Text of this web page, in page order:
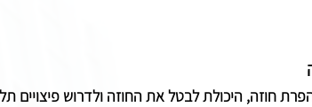
חוזה, היכולת לבטל את החוזה ולדרוש פיצויים